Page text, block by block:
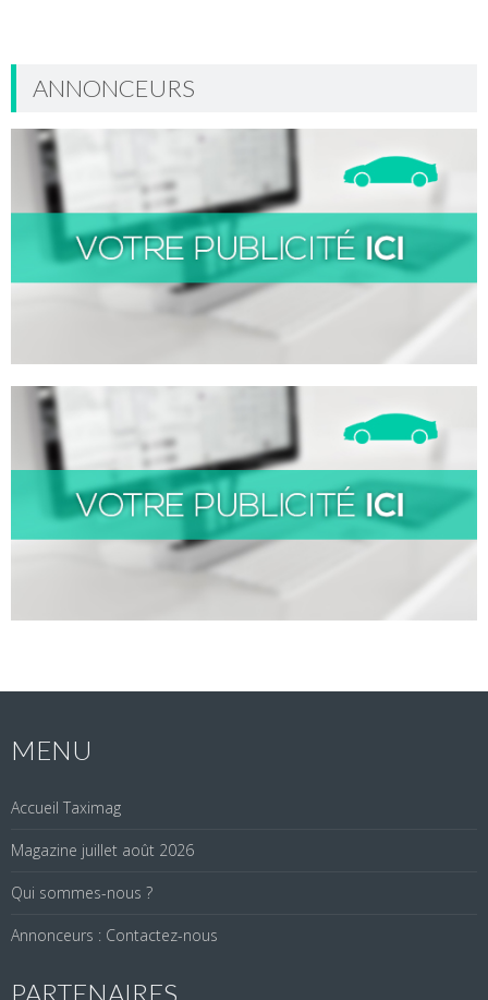
ANNONCEURS
MENU
Accueil Taximag
Magazine juillet août 2026
Qui sommes-nous ?
Annonceurs : Contactez-nous
PARTENAIRES